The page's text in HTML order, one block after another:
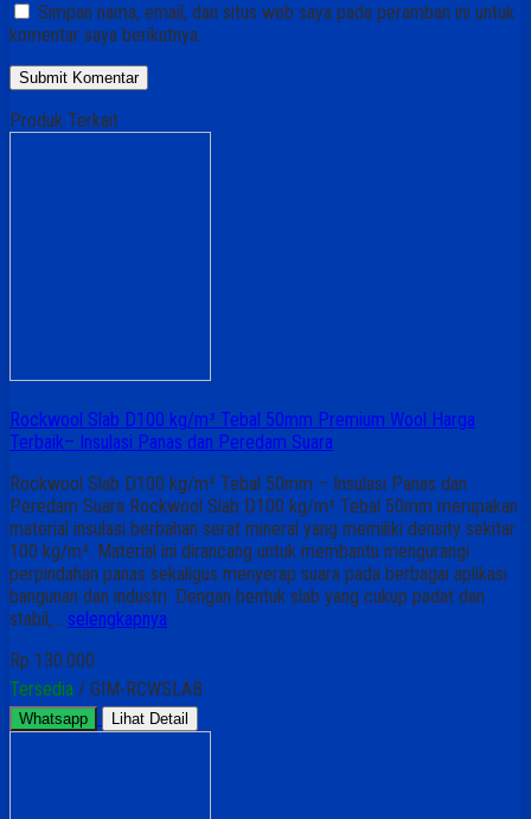
Simpan nama, email, dan situs web saya pada peramban ini untuk
komentar saya berikutnya.
Produk Terkait
Rockwool Slab D100 kg/m³ Tebal 50mm Premium Wool Harga
Terbaik– Insulasi Panas dan Peredam Suara
Rockwool Slab D100 kg/m³ Tebal 50mm – Insulasi Panas dan
Peredam Suara Rockwool Slab D100 kg/m³ Tebal 50mm merupakan
material insulasi berbahan serat mineral yang memiliki density sekitar
100 kg/m³. Material ini dirancang untuk membantu mengurangi
perpindahan panas sekaligus menyerap suara pada berbagai aplikasi
bangunan dan industri. Dengan bentuk slab yang cukup padat dan
stabil,… selengkapnya
Rp 130.000
Tersedia / GIM-RCWSLAB
Whatsapp Lihat Detail